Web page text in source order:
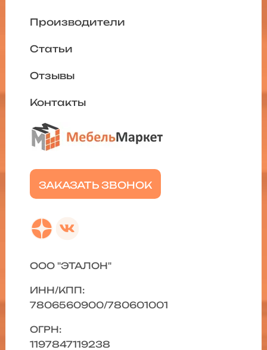
ЗАКАЗАТЬ ЗВОНОК
Производители
Статьи
Отзывы
Контакты
ООО "ЭТАЛОН"
ИНН/КПП:
7806560900/780601001
ОГРН:
1197847119238